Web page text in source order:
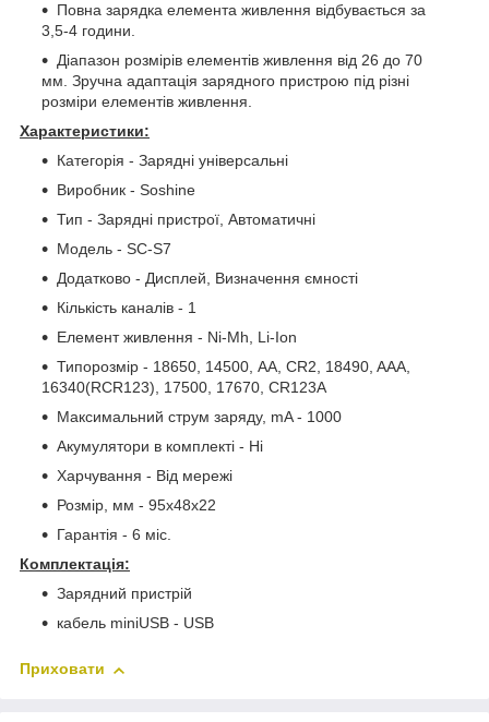
Повна зарядка елемента живлення відбувається за
3,5-4 години.
Діапазон розмірів елементів живлення від 26 до 70
мм. Зручна адаптація зарядного пристрою під різні
розміри елементів живлення.
Характеристики:
Категорія - Зарядні універсальні
Виробник - Soshine
Тип - Зарядні пристрої, Автоматичні
Модель - SC-S7
Додатково - Дисплей, Визначення ємності
Кількість каналів - 1
Елемент живлення - Ni-Mh, Li-Ion
Типорозмір - 18650, 14500, AA, CR2, 18490, AAA,
16340(RCR123), 17500, 17670, CR123A
Максимальний струм заряду, mA - 1000
Акумулятори в комплекті - Ні
Харчування - Від мережі
Розмір, мм - 95x48x22
Гарантія - 6 міс.
Комплектація:
Зарядний пристрій
кабель miniUSB - USB
Приховати